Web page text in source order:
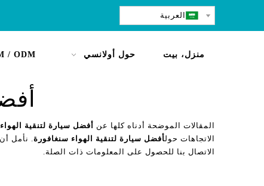
العربية
منزل، بيت حول أولانسي / ODM
المقالات الموضحة أدناه كلها عن أفضل سيارة لتنقية
الاتجاهات حولأفضل سيارة لتنقية الهواء سنغافورة. نأمل
الاتصال بنا للحصول على المعلومات ذات الصلة.